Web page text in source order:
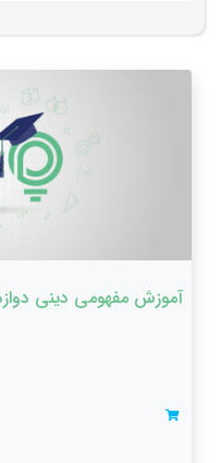
آموزش مفهومی دینی